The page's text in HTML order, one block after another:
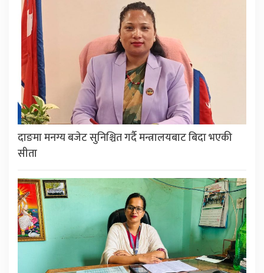
दाङमा मनग्य बजेट सुनिश्चित गर्दै मन्त्रालयबाट बिदा भएकी
सीता